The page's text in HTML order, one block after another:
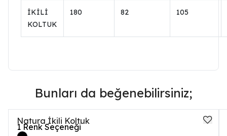
İKİLİ
KOLTUK
180 82 105
Bunları da beğenebilirsiniz;
Natura İkili Koltuk
1 Renk Seçeneği